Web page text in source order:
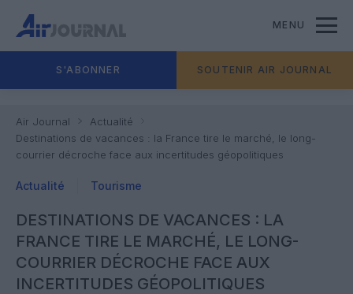
MENU
S'ABONNER SOUTENIR AIR JOURNAL
Air Journal
Actualité
Destinations de vacances : la France tire le marché, le long-
courrier décroche face aux incertitudes géopolitiques
Actualité Tourisme
DESTINATIONS DE VACANCES : LA
FRANCE TIRE LE MARCHÉ, LE LONG-
COURRIER DÉCROCHE FACE AUX
INCERTITUDES GÉOPOLITIQUES